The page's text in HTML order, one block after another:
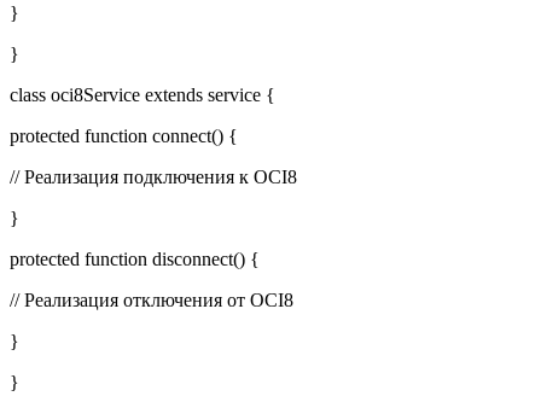
}
}
class oci8Service extends service {
protected function connect() {
// Реализация подключения к OCI8
}
protected function disconnect() {
// Реализация отключения от OCI8
}
}